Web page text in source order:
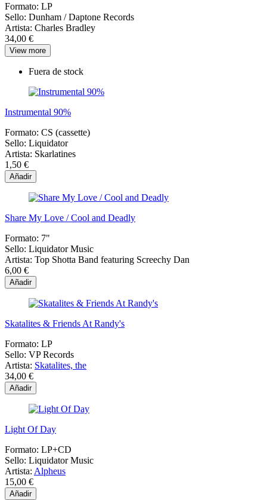
Formato: LP
Sello: Dunham ‎/ Daptone Records
Artista: Charles Bradley
34,00 €
View more
Fuera de stock
Instrumental 90%
Formato: CS (cassette)
Sello: Liquidator
Artista: Skarlatines
1,50 €
Añadir
Share My Love / Cool and Deadly
Formato: 7"
Sello: Liquidator Music
Artista: Top Shotta Band featuring Screechy Dan
6,00 €
Añadir
Skatalites & Friends At Randy's
Formato: LP
Sello: VP Records
Artista: Skatalites, the
34,00 €
Añadir
Light Of Day
Formato: LP+CD
Sello: Liquidator Music
Artista: Alpheus
15,00 €
Añadir